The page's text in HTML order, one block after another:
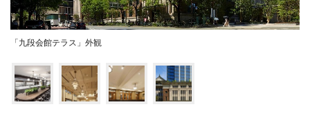
「九段会館テラス」外観